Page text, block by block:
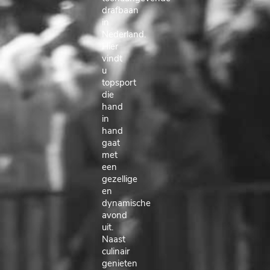
drafbaan
in
Nederland.
Hier
vindt
u
topsport
die
hand
in
hand
gaat
met
een
gezellige
en
dynamische
avond
uit.
Naast
culinair
genieten